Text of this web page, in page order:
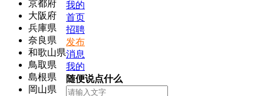
京都府
大阪府
兵庫県
奈良県
和歌山県
鳥取県
島根県
岡山県
我的
首页
招聘
发布
消息
我的
随便说点什么